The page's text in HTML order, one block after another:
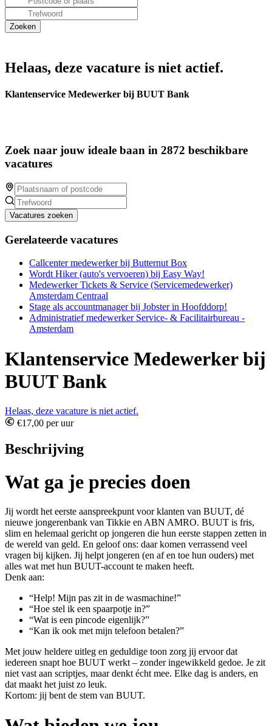
Helaas, deze vacature is niet actief.
Klantenservice Medewerker bij BUUT Bank
Zoek naar jouw ideale baan in 2872 beschikbare
vacatures
Vacatures zoeken
Gerelateerde vacatures
Callcenter medewerker bij Butternut Box
Wordt Hiker (auto's vervoeren) bij Easy Way!
Medewerker Tickets & Service (Servicemedewerker)
Amsterdam Centraal
Stage als accountmanager bij Jobster in Hoofddorp!
Administratief medewerker Service- & Facilitairbureau -
Amsterdam
Klantenservice Medewerker bij
BUUT Bank
Helaas, deze vacature is niet actief.
€17,00 per uur
Beschrijving
Wat ga je precies doen
Jij wordt het eerste aanspreekpunt voor klanten van BUUT, dé
nieuwe jongerenbank van Tikkie en ABN AMRO. BUUT is fris,
slim en helemaal gericht op jongeren die hun eerste stappen zetten in
de wereld van geld. En geloof ons: daar komen verrassend veel
vragen bij kijken. Jij helpt jongeren (en af en toe hun ouders) met
alles wat met hun BUUT-account te maken heeft.
Denk aan:
“Help! Mijn pas zit in de wasmachine!”
“Hoe stel ik een spaarpotje in?”
“Wat is een pincode eigenlijk?”
“Kan ik ook met mijn telefoon betalen?”
Met jouw heldere uitleg en geduldige toon zorg jij ervoor dat
iedereen snapt hoe BUUT werkt – zonder ingewikkeld gedoe. Je zit
niet vast aan scriptjes, maar denkt écht mee. Elke dag is anders, en
dat maakt het juist zo leuk.
Kortom: jij bent de stem van BUUT.